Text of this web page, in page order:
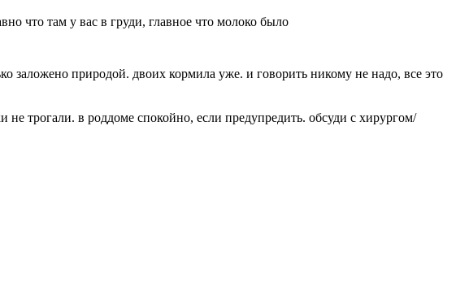
что там у вас в груди, главное что молоко было
заложено природой. двоих кормила уже. и говорить никому не надо, все это
трогали. в роддоме спокойно, если предупредить. обсуди с хирургом/